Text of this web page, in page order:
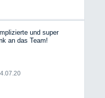
und super
an das Team!